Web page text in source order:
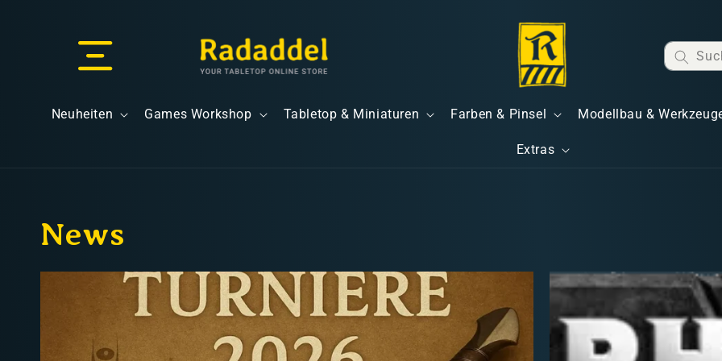
Neuheiten Games Workshop Tabletop & Miniaturen Farben & Pinsel Modellbau &
Extras
News
Versandkosten
Kostenloser Versand